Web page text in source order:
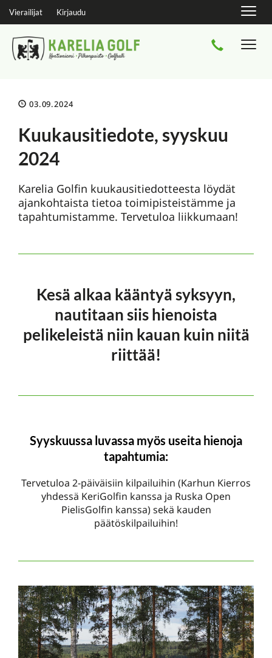
Vierailijat Kirjaudu
03.09.2024
Kuukausitiedote, syyskuu
2024
Karelia Golfin kuukausitiedotteesta löydät
ajankohtaista tietoa toimipisteistämme ja
tapahtumistamme. Tervetuloa liikkumaan!
Kesä alkaa kääntyä syksyyn,
nautitaan siis hienoista
pelikeleistä niin kauan kuin niitä
riittää!
Syyskuussa luvassa myös useita hienoja
tapahtumia:
Tervetuloa 2-päiväisiin kilpailuihin (Karhun Kierros
yhdessä KeriGolfin kanssa ja Ruska Open
PielisGolfin kanssa) sekä kauden
päätöskilpailuihin!